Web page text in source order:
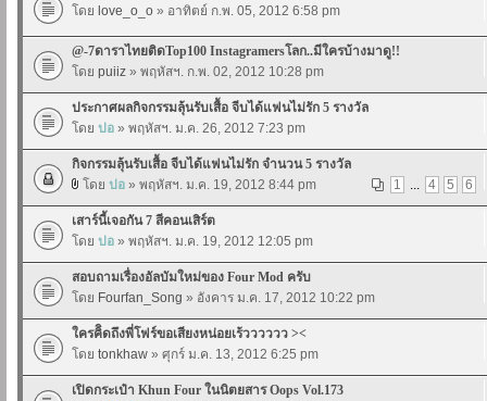
โดย love_o_o » อาทิตย์ ก.พ. 05, 2012 6:58 pm
@-7ดาราไทยติดTop100 Instagramersโลก..มีใครบ้างมาดู!!
โดย puiiz » พฤหัสฯ. ก.พ. 02, 2012 10:28 pm
ประกาศผลกิจกรรมลุ้นรับเสื้อ จีบได้แฟนไม่รัก 5 รางวัล
โดย ปอ » พฤหัสฯ. ม.ค. 26, 2012 7:23 pm
กิจกรรมลุ้นรับเสื้อ จีบได้แฟนไม่รัก จำนวน 5 รางวัล
1
... 4 5 6
โดย ปอ » พฤหัสฯ. ม.ค. 19, 2012 8:44 pm
เสาร์นี้เจอกัน 7 สีคอนเสิร์ต
โดย ปอ » พฤหัสฯ. ม.ค. 19, 2012 12:05 pm
สอบถามเรื่องอัลบัมใหม่ของ Four Mod ครับ
โดย Fourfan_Song » อังคาร ม.ค. 17, 2012 10:22 pm
ใครคิิดถึงพี่โฟร์ขอเสียงหน่อยเร้วววววว ><
โดย tonkhaw » ศุกร์ ม.ค. 13, 2012 6:25 pm
เปิดกระเป๋า Khun Four ในนิตยสาร Oops Vol.173